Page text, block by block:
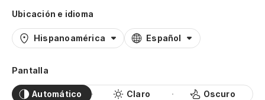
Ubicación e idioma
Hispanoamérica Español
Pantalla
Automático Claro Oscuro